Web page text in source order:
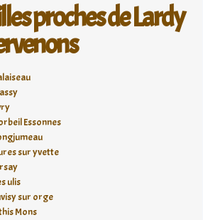
proches de Lardy
Essonnes
sur yvette
ulis
sur orge
Mons